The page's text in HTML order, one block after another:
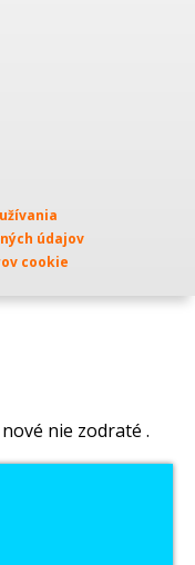
údajov
cookie
nie zodraté .